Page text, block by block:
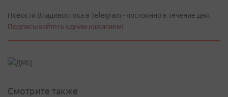
Новости Владивостока в Telegram - постоянно в течение дня.
Подписывайтесь одним нажатием!
Смотрите также